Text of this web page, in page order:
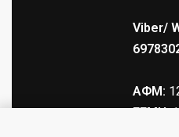
Viber/
ΑΦΜ:
ΓΕΜΗ: